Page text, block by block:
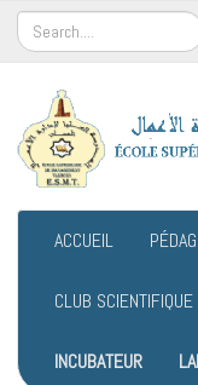
ACCUEIL
CLUB SCIENTIFIQUE
INCUBATEUR